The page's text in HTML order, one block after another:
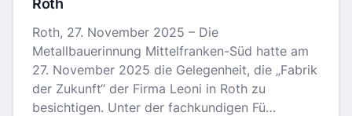
Roth
Roth, 27. November 2025 – Die
Metallbauerinnung Mittelfranken-Süd hatte am
27. November 2025 die Gelegenheit, die „Fabrik
der Zukunft“ der Firma Leoni in Roth zu
besichtigen. Unter der fachkundigen Fü…